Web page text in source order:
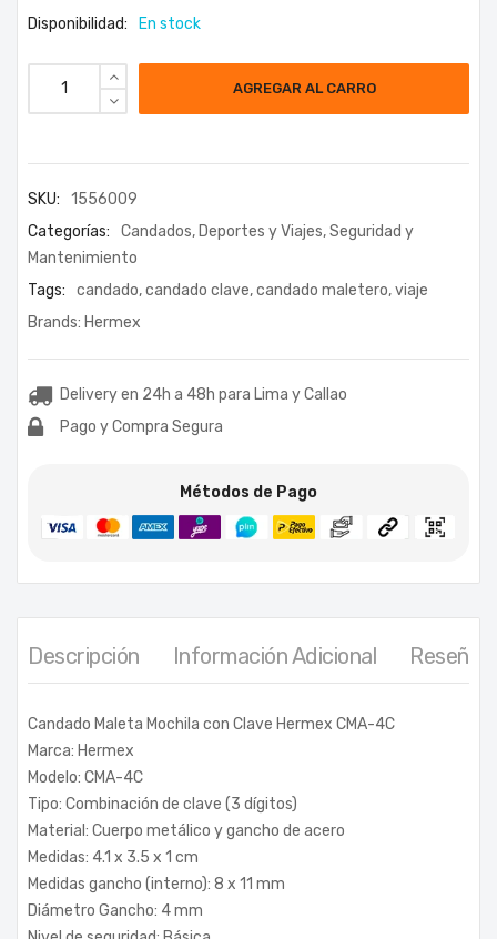
Disponibilidad: En stock
AGREGAR AL CARRO
SKU:
1556009
Categorías:
Candados, Deportes y Viajes,Seguridad y
Mantenimiento
Tags:
candado,candado clave,candado maletero,viaje
Brands: Hermex
Delivery en 24h a 48h para Lima y Callao
Pago y Compra Segura
Métodos de Pago
Descripción Información Adicional Reseñas
Candado Maleta Mochila con Clave Hermex CMA-4C
Marca: Hermex
Modelo: CMA-4C
Tipo: Combinación de clave (3 dígitos)
Material: Cuerpo metálico y gancho de acero
Medidas: 4.1 x 3.5 x 1 cm
Medidas gancho (interno): 8 x 11 mm
Diámetro Gancho: 4 mm